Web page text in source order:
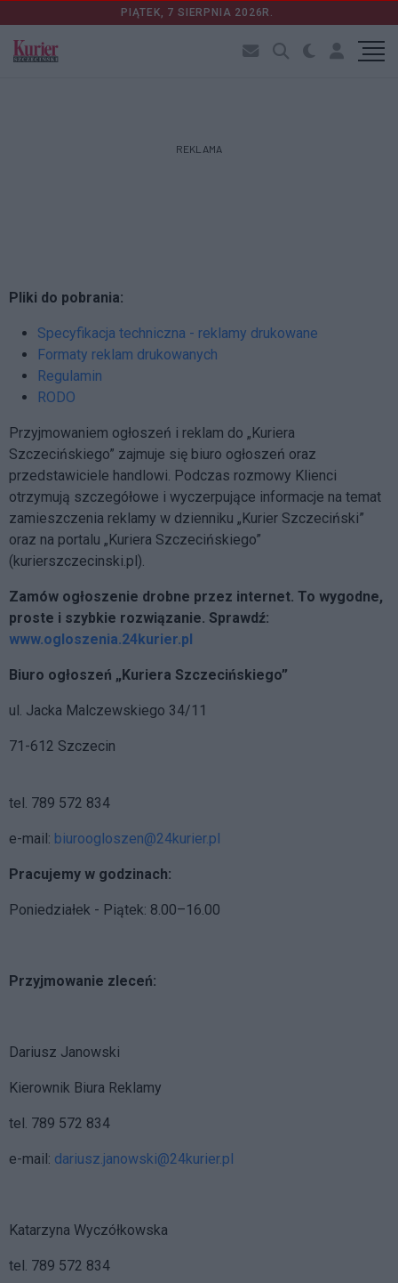
PIĄTEK, 7 SIERPNIA 2026R.
REKLAMA
Pliki do pobrania:
Specyfikacja techniczna - reklamy drukowane
Formaty reklam drukowanych
Regulamin
RODO
Przyjmowaniem ogłoszeń i reklam do „Kuriera
Szczecińskiego” zajmuje się biuro ogłoszeń oraz
przedstawiciele handlowi. Podczas rozmowy Klienci
otrzymują szczegółowe i wyczerpujące informacje na temat
zamieszczenia reklamy w dzienniku „Kurier Szczeciński”
oraz na portalu „Kuriera Szczecińskiego”
(kurierszczecinski.pl).
Zamów ogłoszenie drobne przez internet. To wygodne,
proste i szybkie rozwiązanie. Sprawdź:
www.ogloszenia.24kurier.pl
Biuro ogłoszeń „Kuriera Szczecińskiego”
ul. Jacka Malczewskiego 34/11
71-612 Szczecin
tel. 789 572 834
e-mail: biuroogloszen@24kurier.pl
Pracujemy w godzinach:
Poniedziałek - Piątek: 8.00–16.00
Przyjmowanie zleceń:
Dariusz Janowski
Kierownik Biura Reklamy
tel. 789 572 834
e-mail: dariusz.janowski@24kurier.pl
Katarzyna Wyczółkowska
tel. 789 572 834